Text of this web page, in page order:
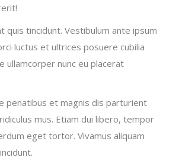
quis tincidunt. Vestibulum ante ipsum
luctus et ultrices posuere cubilia
ullamcorper nunc eu placerat
penatibus et magnis dis parturient
mus. Etiam dui libero, tempor
eget tortor. Vivamus aliquam